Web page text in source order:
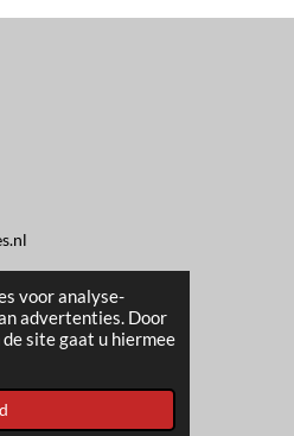
voor analyse-
advertenties. Door
site gaat u hiermee